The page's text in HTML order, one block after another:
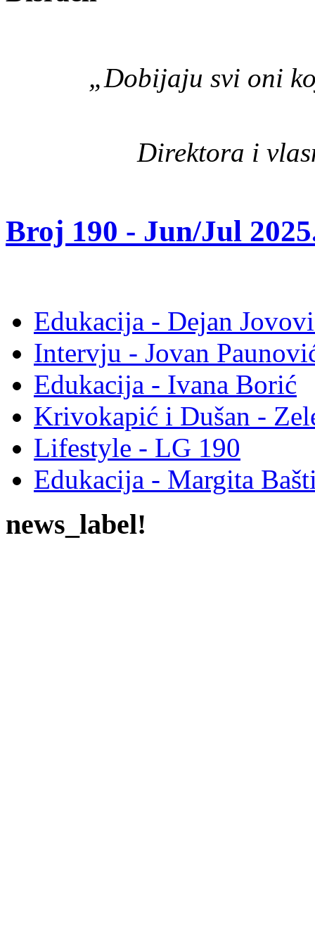
„Dobijaju svi oni
Direktora i
Broj 190 - Jun/Jul
Edukacija - Dejan
Intervju - Jovan
Edukacija - Ivana Borić
Krivokapić i Dušan -
Lifestyle - LG 190
Edukacija - Margita
news_label!